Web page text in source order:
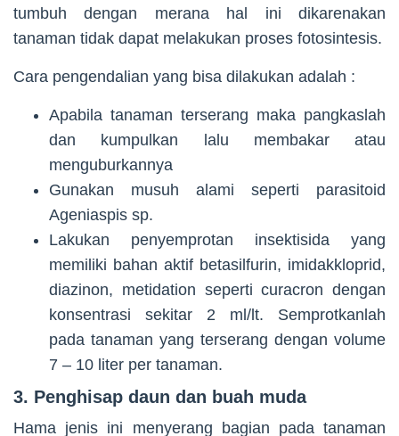
tumbuh dengan merana hal ini dikarenakan
tanaman tidak dapat melakukan proses fotosintesis.
Cara pengendalian yang bisa dilakukan adalah :
Apabila tanaman terserang maka pangkaslah
dan kumpulkan lalu membakar atau
menguburkannya
Gunakan musuh alami seperti parasitoid
Ageniaspis sp.
Lakukan penyemprotan insektisida yang
memiliki bahan aktif betasilfurin, imidakkloprid,
diazinon, metidation seperti curacron dengan
konsentrasi sekitar 2 ml/lt. Semprotkanlah
pada tanaman yang terserang dengan volume
7 – 10 liter per tanaman.
3. Penghisap daun dan buah muda
Hama jenis ini menyerang bagian pada tanaman